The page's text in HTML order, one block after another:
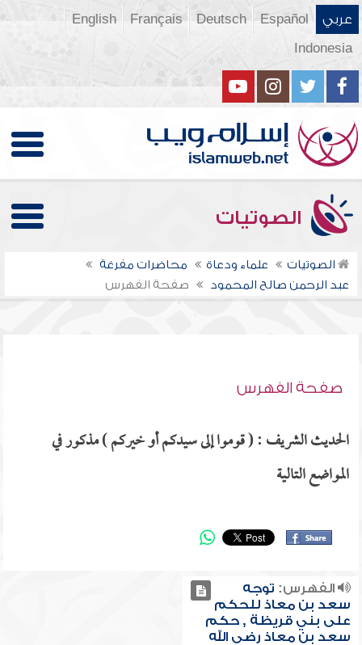
عربي Español
Deutsch
Français
English
Indonesia
الصوتيات
الصوتيات علماء ودعاة
محاضرات مفرغة
عبد الرحمن صالح المحمود
صفحة الفهرس
صفحة الفهرس
الحديث الشريف : ( قوموا إلى سيدكم أو خيركم ) مذكور في
المواضع التالية
الفهرس: توجه
سعد بن معاذ للحكم
على بني قريظة , حكم
سعد بن معاذ رضي الله